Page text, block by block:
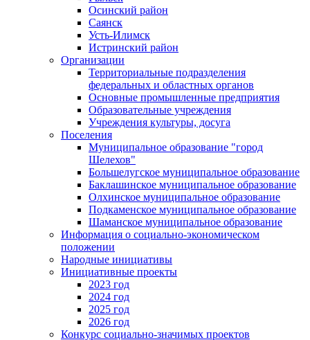
Осинский район
Саянск
Усть-Илимск
Истринский район
Организации
Территориальные подразделения
федеральных и областных органов
Основные промышленные предприятия
Образовательные учреждения
Учреждения культуры, досуга
Поселения
Муниципальное образование "город
Шелехов"
Большелугское муниципальное образование
Баклашинское муниципальное образование
Олхинское муниципальное образование
Подкаменское муниципальное образование
Шаманское муниципальное образование
Информация о социально-экономическом
положении
Народные инициативы
Инициативные проекты
2023 год
2024 год
2025 год
2026 год
Конкурс социально-значимых проектов